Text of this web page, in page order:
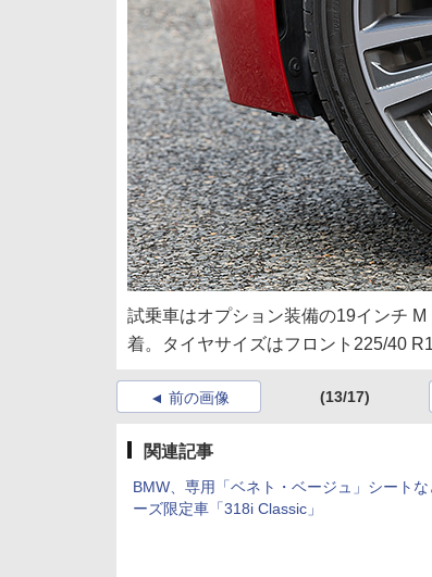
試乗車はオプション装備の19インチ
着。タイヤサイズはフロント225/40
前の画像 (13/17)
関連記事
BMW、専用「ベネト・ベージュ」シートな
ーズ限定車「318i Classic」